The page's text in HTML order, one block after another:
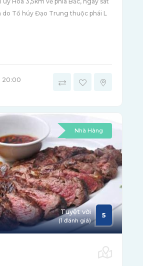
do Tổ húy Đạo Trung thuộc phái L
20:00
Nhà Hàng
Tuyệt vời
(1 đánh giá)
5